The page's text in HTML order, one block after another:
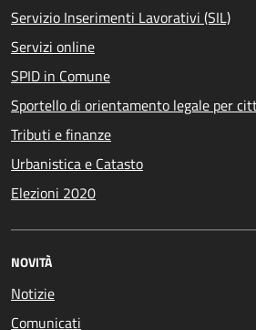
Servizio Inserimenti Lavorativi (SIL)
Servizi online
SPID in Comune
Sportello di orientamento legale per
Tributi e finanze
Urbanistica e Catasto
Elezioni 2020
NOVITÀ
Notizie
Comunicati